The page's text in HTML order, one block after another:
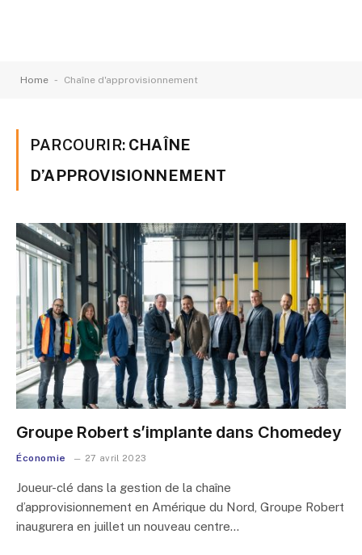
Home - Chaîne d'approvisionnement
PARCOURIR: CHAÎNE
D’APPROVISIONNEMENT
Groupe Robert s’implante dans Chomedey
Économie 27 avril 2023
Joueur-clé dans la gestion de la chaîne
d’approvisionnement en Amérique du Nord, Groupe Robert
inaugurera en juillet un nouveau centre…